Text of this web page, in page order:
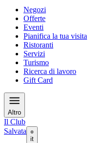
Negozi
Offerte
Eventi
Pianifica la tua visita
Ristoranti
Servizi
Turismo
Ricerca di lavoro
Gift Card
Altro
Il Club
Salvata
it